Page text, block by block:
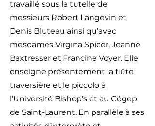
travaillé sous la tutelle de
messieurs Robert Langevin et
Denis Bluteau ainsi qu’avec
mesdames Virgina Spicer, Jeanne
Baxtresser et Francine Voyer. Elle
enseigne présentement la flûte
traversière et le piccolo à
l’Université Bishop’s et au Cégep
de Saint-Laurent. En parallèle à ses